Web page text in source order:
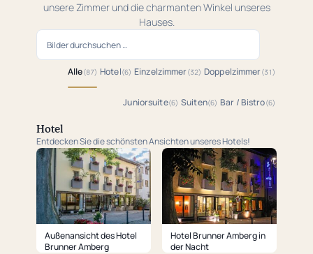
unsere Zimmer und die charmanten Winkel unseres
Hauses.
Galerie durchsuchen
Alle(87) Hotel(6) Einzelzimmer (32) Doppelzimmer (31)
Juniorsuite(6) Suiten(6) Bar / Bistro(6)
Hotel
Entdecken Sie die schönsten Ansichten unseres Hotels!
Außenansicht des Hotel
Brunner Amberg
Hotel Brunner Amberg in
der Nacht